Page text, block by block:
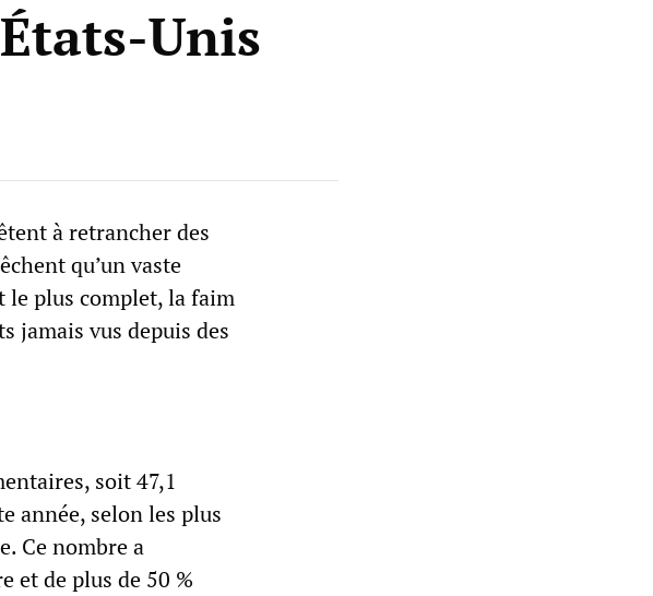
Unis
à retrancher des
qu’un vaste
le plus complet, la faim
jamais vus depuis des
soit 47,1
année, selon les plus
Ce nombre a
et de plus de 50 %